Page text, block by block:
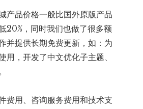
产品价格一般比国外原版产品
20%，同时我们也做了很多额
并提供长期免费更新，如：为
用，开发了中文优化子主题、
费用、咨询服务费用和技术支